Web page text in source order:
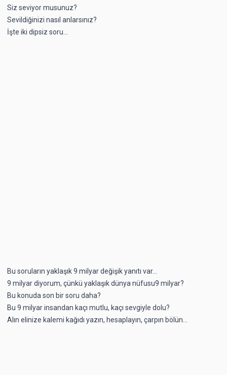
Siz seviyor musunuz?
Sevildiğinizi nasıl anlarsınız?
İşte iki dipsiz soru...
Bu soruların yaklaşık 9 milyar değişik yanıtı var...
9 milyar diyorum, çünkü yaklaşık dünya nüfusu9 milyar?
Bu konuda son bir soru daha?
Bu 9 milyar insandan kaçı mutlu, kaçı sevgiyle dolu?
Alın elinize kalemi kağıdı yazın, hesaplayın, çarpın bölün...